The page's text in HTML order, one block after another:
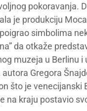
pokoravanja.
je produkciju
simbolima
da otkaže
muzeja u Berlinu
Gregora
što je venecijanski
kraju postavio